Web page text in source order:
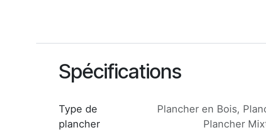
Spécifications
Type de
plancher
Plancher en Bois,
Plancher